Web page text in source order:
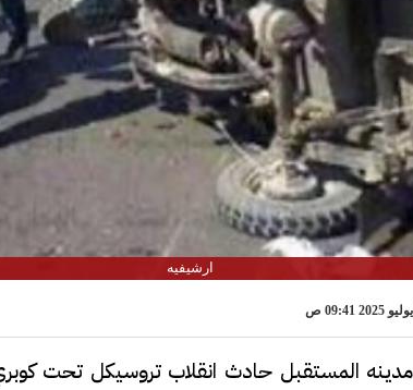
ارشيفيه
المستقبل حادث انقلاب تروسيكل تحت